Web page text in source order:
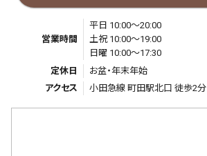
営業時間
平日 10:00～20:00
土祝 10:00～19:00
日曜 10:00～17:30
定休日
お盆・年末年始
アクセス
小田急線 町田駅北口 徒歩2分